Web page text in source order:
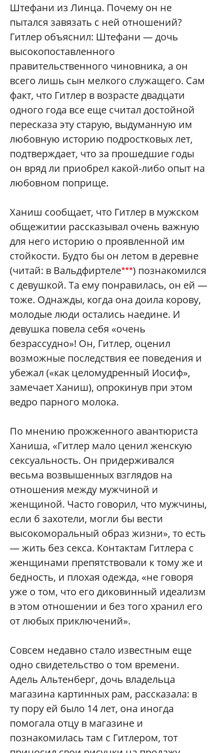
Штефани из Линца. Почему он не
пытался завязать с ней отношений?
Гитлер объяснил: Штефани — дочь
высокопоставленного
правительственного чиновника, а он
всего лишь сын мелкого служащего. Сам
факт, что Гитлер в возрасте двадцати
одного года все еще считал достойной
пересказа эту старую, выдуманную им
любовную историю подростковых лет,
подтверждает, что за прошедшие годы
он вряд ли приобрел какой-либо опыт на
любовном поприще.
Ханиш сообщает, что Гитлер в мужском
общежитии рассказывал очень важную
для него историю о проявленной им
стойкости. Будто бы он летом в деревне
(читай: в Вальдфиртеле***) познакомился
с девушкой. Та ему понравилась, он ей —
тоже. Однажды, когда она доила корову,
молодые люди остались наедине. И
девушка повела себя «очень
безрассудно»! Он, Гитлер, оценил
возможные последствия ее поведения и
убежал («как целомудренный Иосиф»,
замечает Ханиш), опрокинув при этом
ведро парного молока.
По мнению прожженного авантюриста
Ханиша, «Гитлер мало ценил женскую
сексуальность. Он придерживался
весьма возвышенных взглядов на
отношения между мужчиной и
женщиной. Часто говорил, что мужчины,
если б захотели, могли бы вести
высокоморальный образ жизни», то есть
— жить без секса. Контактам Гитлера с
женщинами препятствовали к тому же и
бедность, и плохая одежда, «не говоря
уже о том, что его диковинный идеализм
в этом отношении и без того хранил его
от любых приключений».
Совсем недавно стало известным еще
одно свидетельство о том времени.
Адель Альтенберг, дочь владельца
магазина картинных рам, рассказала: в
ту пору ей было 14 лет, она иногда
помогала отцу в магазине и
познакомилась там с Гитлером, тот